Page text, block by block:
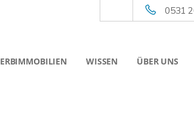
0531
ERBIMMOBILIEN WISSEN ÜBER UNS